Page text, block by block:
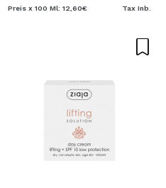
Preis x 100 Ml: 12,60€ Tax Inb.